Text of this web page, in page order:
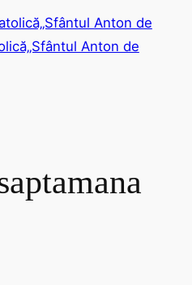
Anton de